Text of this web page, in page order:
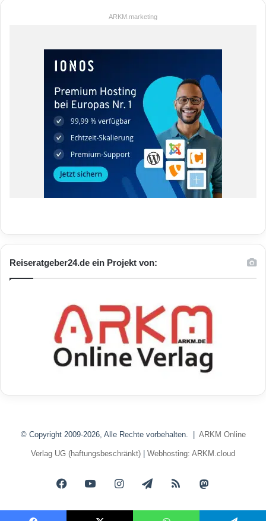
ARKM.marketing
Reiseratgeber24.de ein Projekt von:
© Copyright 2009-2026, Alle Rechte vorbehalten. | ARKM Online
Verlag UG (haftungsbeschränkt) Webhosting: ARKM.cloud
FacebookYouTubeInstagramTelegramRSS